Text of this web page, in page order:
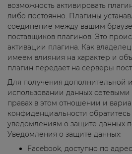
возможность активировать
либо постоянно. Плагины
соединение между вашим
поставщиков плагинов. Это
активации плагина. Как
имеем влияния на характер и
плагин передает на серверы
Для получения дополнительной
использовании данных
правах в этом отношении и
конфиденциальности
уведомлениям о защите данных
Уведомления о защите данных:
Facebook, доступно по